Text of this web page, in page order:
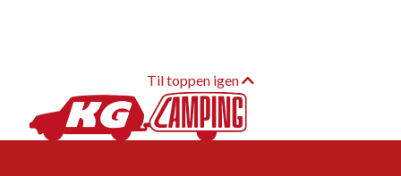
Til toppen igen